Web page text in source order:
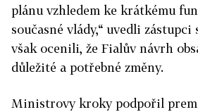
plánu vzhledem ke krátkému
současné vlády,“ uvedli
však ocenili, že Fialův návrh
důležité a potřebné změny.
Ministrovy kroky podpořil